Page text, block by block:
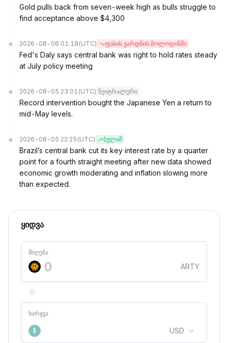
Gold pulls back from seven-week high as bulls struggle to
find acceptance above $4,300
2026-08-06 01:18 (UTC) ფასის ვარდნის მოლოდინში
Fed's Daly says central bank was right to hold rates steady
at July policy meeting
2026-08-05 23:01 (UTC) ნეიტრალური
Record intervention bought the Japanese Yen a return to
mid-May levels.
2026-08-05 22:25 (UTC) ბულიშ
Brazil’s central bank cut its key interest rate by a quarter
point for a fourth straight meeting after new data showed
economic growth moderating and inflation slowing more
than expected.
ყიდვა
მიღება
ARTY
ხარჯვა
$ USD